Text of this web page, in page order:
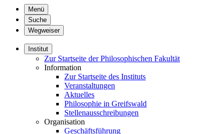
Menü
Suche
Wegweiser
Institut
Zur Startseite der Philosophischen Fakultät
Information
Zur Startseite des Instituts
Veranstaltungen
Aktuelles
Philosophie in Greifswald
Stellenausschreibungen
Organisation
Geschäftsführung